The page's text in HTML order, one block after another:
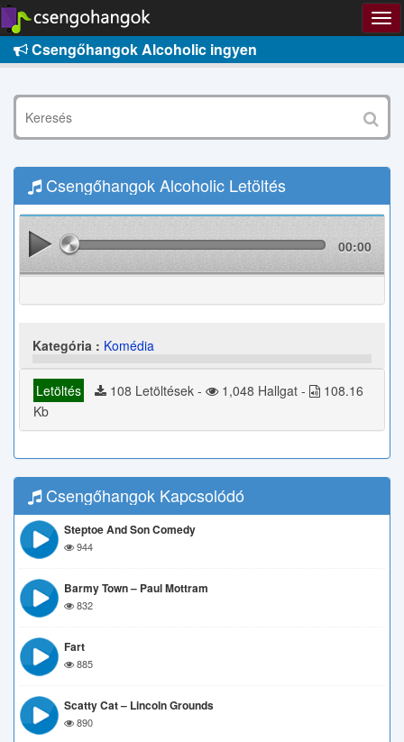
Csengőhangok Alcoholic ingyen
Csengőhangok Alcoholic Letöltés
00:00
Kategória : Komédia
Letöltés 108 Letöltések - 1,048 Hallgat -
108.16
Kb
Csengőhangok Kapcsolódó
Steptoe And Son Comedy
944
Barmy Town – Paul Mottram
832
Fart
885
Scatty Cat – Lincoln Grounds
890